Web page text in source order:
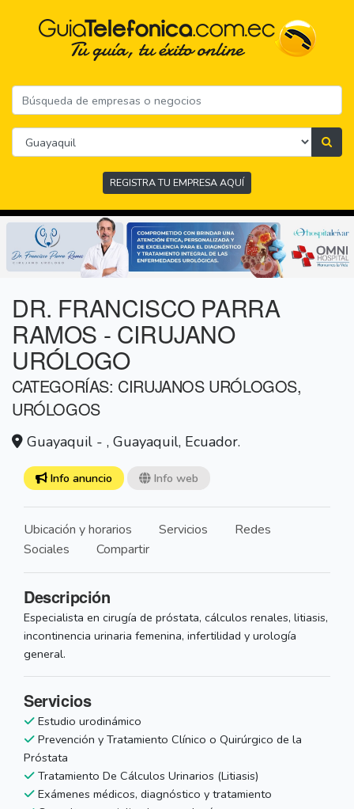
REGISTRA TU EMPRESA AQUÍ
DR. FRANCISCO PARRA
RAMOS - CIRUJANO
URÓLOGO
CATEGORÍAS: CIRUJANOS URÓLOGOS,
URÓLOGOS
Guayaquil - , Guayaquil, Ecuador.
Info anuncio Info web
Ubicación y horarios Servicios
Redes
Sociales
Compartir
Descripción
Especialista en cirugía de próstata, cálculos renales, litiasis,
incontinencia urinaria femenina, infertilidad y urología
general.
Servicios
Estudio urodinámico
Prevención y Tratamiento Clínico o Quirúrgico de la
Próstata
Tratamiento De Cálculos Urinarios (Litiasis)
Exámenes médicos, diagnóstico y tratamiento